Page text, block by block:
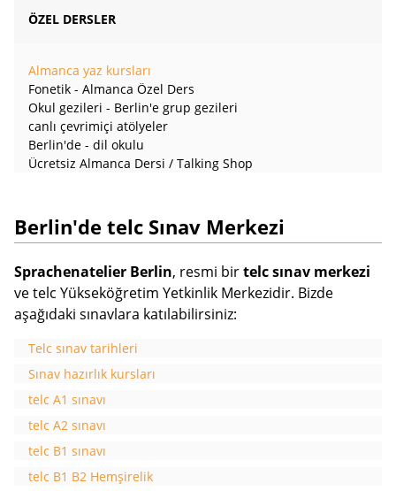
ÖZEL DERSLER
Almanca yaz kursları
Fonetik - Almanca Özel Ders
Okul gezileri - Berlin'e grup gezileri
canlı çevrimiçi atölyeler
Berlin'de - dil okulu
Ücretsiz Almanca Dersi / Talking Shop
Berlin'de telc Sınav Merkezi
Sprachenatelier Berlin, resmi birtelc sınav merkezi
ve telc Yükseköğretim Yetkinlik Merkezidir. Bizde
aşağıdaki sınavlara katılabilirsiniz:
Telc sınav tarihleri
Sınav hazırlık kursları
telc A1 sınavı
telc A2 sınavı
telc B1 sınavı
telc B1 B2 Hemşirelik